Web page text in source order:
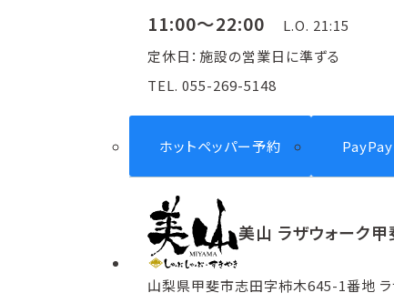
11:00～22:00
L.O. 21:15
定休日：施設の営業日に準ずる
TEL. 055-269-5148
ホットペッパー予約
美山 ラザウォーク
山梨県甲斐市志田字柿木645-1番地